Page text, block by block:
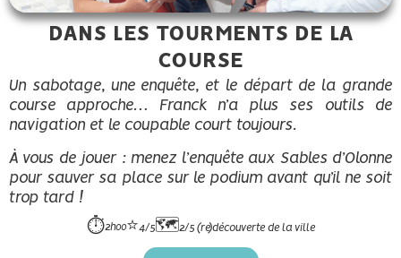
DANS LES TOURMENTS DE LA
COURSE
Un sabotage, une enquête, et le départ de la grande
course approche… Franck n’a plus ses outils de
navigation et le coupable court toujours.
À vous de jouer : menez l’enquête aux Sables d’Olonne
pour sauver sa place sur le podium avant qu’il ne soit
trop tard !
⏱️2h00⭐4/5🗺️2/5 (re)découverte de la ville